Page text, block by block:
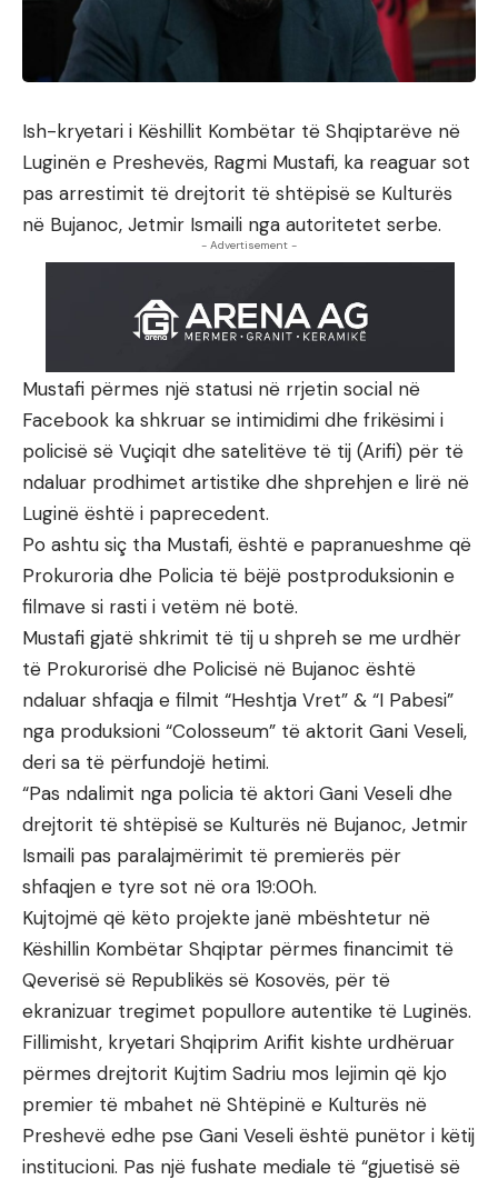
Ish-kryetari i Këshillit Kombëtar të Shqiptarëve në
Luginën e Preshevës, Ragmi Mustafi, ka reaguar sot
pas arrestimit të drejtorit të shtëpisë se Kulturës
në Bujanoc, Jetmir Ismaili nga autoritetet serbe.
- Advertisement -
Mustafi përmes një statusi në rrjetin social në
Facebook ka shkruar se intimidimi dhe frikësimi i
policisë së Vuçiqit dhe satelitëve të tij (Arifi) për të
ndaluar prodhimet artistike dhe shprehjen e lirë në
Luginë është i paprecedent.
Po ashtu siç tha Mustafi, është e papranueshme që
Prokuroria dhe Policia të bëjë postproduksionin e
filmave si rasti i vetëm në botë.
Mustafi gjatë shkrimit të tij u shpreh se me urdhër
të Prokurorisë dhe Policisë në Bujanoc është
ndaluar shfaqja e filmit “Heshtja Vret” & “I Pabesi”
nga produksioni “Colosseum” të aktorit Gani Veseli,
deri sa të përfundojë hetimi.
“Pas ndalimit nga policia të aktori Gani Veseli dhe
drejtorit të shtëpisë se Kulturës në Bujanoc, Jetmir
Ismaili pas paralajmërimit të premierës për
shfaqjen e tyre sot në ora 19:00h.
Kujtojmë që këto projekte janë mbështetur në
Këshillin Kombëtar Shqiptar përmes financimit të
Qeverisë së Republikës së Kosovës, për të
ekranizuar tregimet popullore autentike të Luginës.
Fillimisht, kryetari Shqiprim Arifit kishte urdhëruar
përmes drejtorit Kujtim Sadriu mos lejimin që kjo
premier të mbahet në Shtëpinë e Kulturës në
Preshevë edhe pse Gani Veseli është punëtor i këtij
institucioni. Pas një fushate mediale të “gjuetisë së